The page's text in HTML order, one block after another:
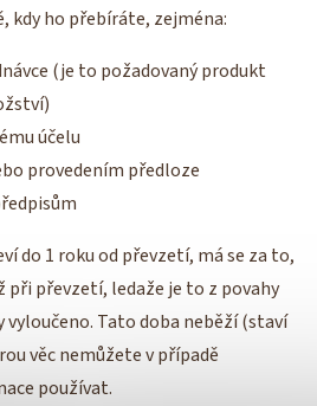
kdy ho přebíráte, zejména:
(je to požadovaný produkt
účelu
provedením předloze
do 1 roku od převzetí, má se za to,
při převzetí, ledaže je to z povahy
vyloučeno. Tato doba neběží (staví
věc nemůžete v případě
používat.